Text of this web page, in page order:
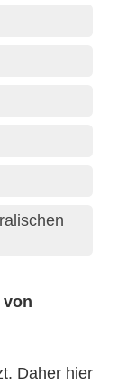
von
Daher hier